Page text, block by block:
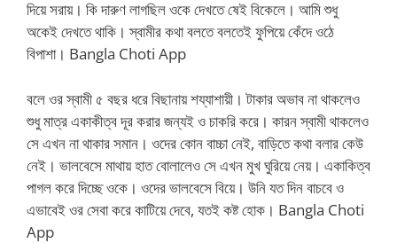
দিয়ে সরায়। কি দারুণ লাগছিল ওকে দেখতে ষেই বিকেলে। আমি শুধু
অকেই দেখতে থাকি। স্বামীর কথা বলতে বলতেই ফুপিয়ে কেঁদে ওঠে
বিপাশা। Bangla Choti App
বলে ওর স্বামী ৫ বছর ধরে বিছানায় শয্যাশায়ী। টাকার অভাব না থাকলেও
শুধু মাত্র একাকীত্ব দূর করার জন্যই ও চাকরি করে। কারন স্বামী থাকলেও
সে এখন না থাকার সমান। ওদের কোন বাচ্চা নেই, বাড়িতে কথা বলার কেউ
নেই। ভালবেসে মাথায় হাত বোলালেও সে এখন মুখ ঘুরিয়ে নেয়। একাকিত্ব
পাগল করে দিচ্ছে ওকে। ওদের ভালবেসে বিয়ে। উনি যত দিন বাচবে ও
এভাবেই ওর সেবা করে কাটিয়ে দেবে, যতই কষ্ট হোক। Bangla Choti
App